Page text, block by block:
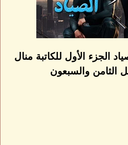
الجزء الأول للكاتبة منال
الثامن والسبعون